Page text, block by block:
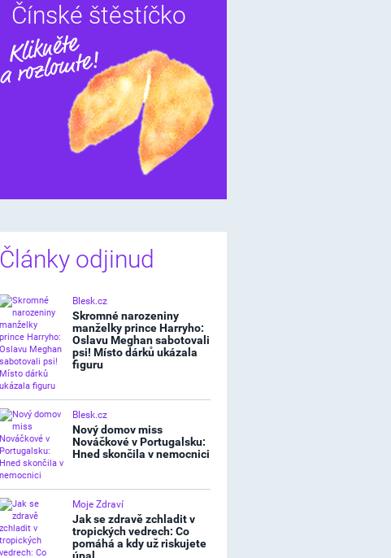
Čínské štěstíčko
Sdílet
Články odjinud
Blesk.cz
Skromné narozeniny
manželky prince Harryho:
Oslavu Meghan sabotovali
psi! Místo dárků ukázala
figuru
Blesk.cz
Nový domov miss
Nováčkové v Portugalsku:
Hned skončila v nemocnici
Moje Zdraví
Jak se zdravě zchladit v
tropických vedrech: Co
pomáhá a kdy už riskujete